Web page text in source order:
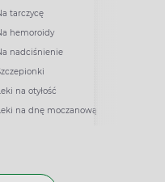
tarczycę
hemoroidy
nadciśnienie
na otyłość
na dnę moczanową